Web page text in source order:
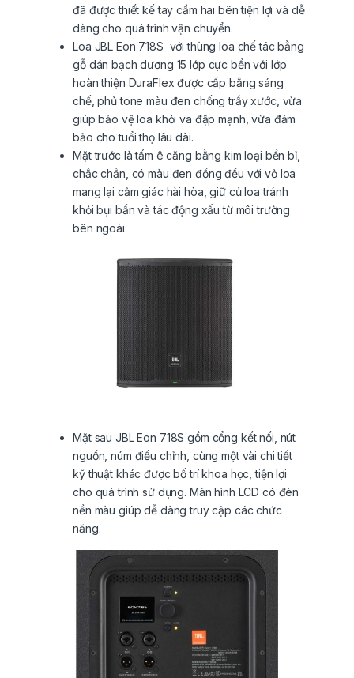
đã được thiết kế tay cầm hai bên tiện lợi và dễ
dàng cho quá trình vận chuyển.
Loa JBL Eon 718S với thùng loa chế tác bằng
gỗ dán bạch dương 15 lớp cực bền với lớp
hoàn thiện DuraFlex được cấp bằng sáng
chế, phủ tone màu đen chống trầy xước, vừa
giúp bảo vệ loa khỏi va đập mạnh, vừa đảm
bảo cho tuổi thọ lâu dài.
Mặt trước là tấm ê căng bằng kim loại bền bỉ,
chắc chắn, có màu đen đồng đều với vỏ loa
mang lại cảm giác hài hòa, giữ củ loa tránh
khỏi bụi bẩn và tác động xấu từ môi trường
bên ngoài
Mặt sau JBL Eon 718S gồm cổng kết nối, nút
nguồn, núm điều chỉnh, cùng một vài chi tiết
kỹ thuật khác được bố trí khoa học, tiện lợi
cho quá trình sử dụng. Màn hình LCD có đèn
nền màu giúp dễ dàng truy cập các chức
năng.